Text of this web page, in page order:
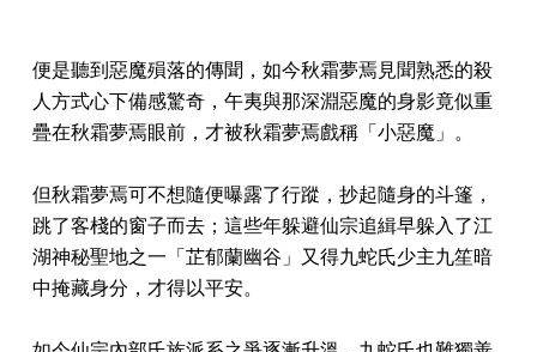
便是聽到惡魔殞落的傳聞，如今秋霜夢焉見聞熟悉的殺
人方式心下備感驚奇，午夷與那深淵惡魔的身影竟似重
疊在秋霜夢焉眼前，才被秋霜夢焉戲稱「小惡魔」。
但秋霜夢焉可不想隨便曝露了行蹤，抄起隨身的斗篷，
跳了客棧的窗子而去；這些年躲避仙宗追緝早躲入了江
湖神秘聖地之一「芷郁蘭幽谷」又得九蛇氏少主九笙暗
中掩藏身分，才得以平安。